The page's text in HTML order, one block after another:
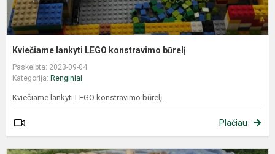
Kviečiame lankyti LEGO konstravimo būrelį
Paskelbta: 2023-09-04
Kategorija: Renginiai
Kviečiame lankyti LEGO konstravimo būrelį.
Plačiau